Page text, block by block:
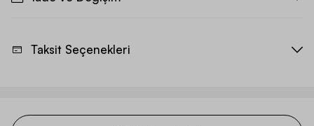
Taksit Seçenekleri